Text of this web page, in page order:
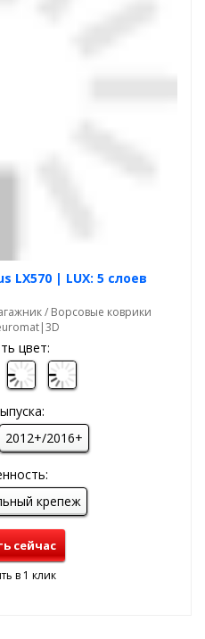
LX570 | LUX: 5 слоев
/ Ворсовые коврики
цвет:
2012+/2016+
крепеж
сейчас
в 1 клик